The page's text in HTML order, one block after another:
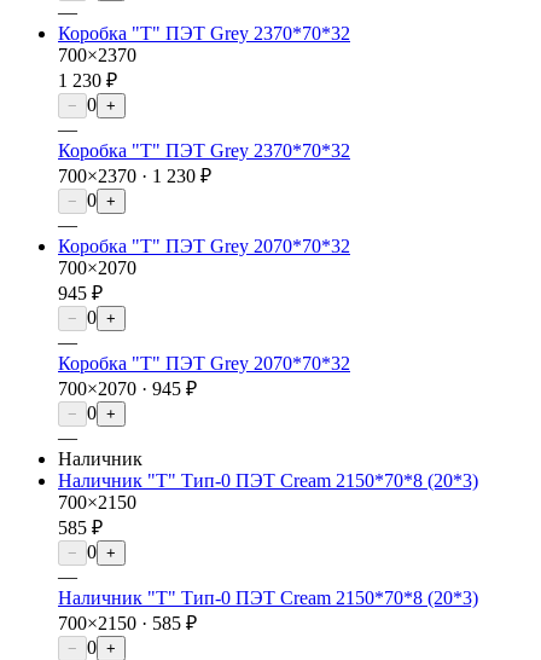
—
Коробка "Т" ПЭТ Grey 2370*70*32
700×2370
1 230 ₽
− 0 +
—
Коробка "Т" ПЭТ Grey 2370*70*32
700×2370 · 1 230 ₽
− 0 +
—
Коробка "Т" ПЭТ Grey 2070*70*32
700×2070
945 ₽
− 0 +
—
Коробка "Т" ПЭТ Grey 2070*70*32
700×2070 · 945 ₽
− 0 +
—
Наличник
Наличник "Т" Тип-0 ПЭТ Cream 2150*70*8 (20*3)
700×2150
585 ₽
− 0 +
—
Наличник "Т" Тип-0 ПЭТ Cream 2150*70*8 (20*3)
700×2150 · 585 ₽
− 0 +